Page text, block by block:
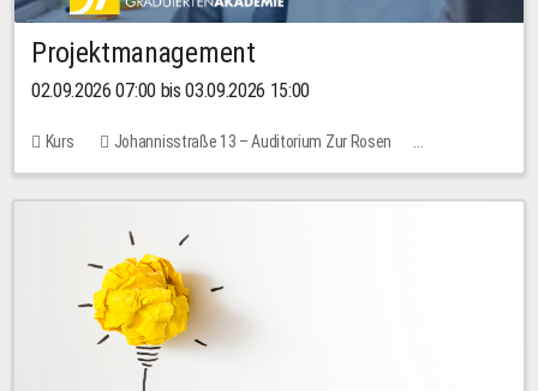
Projektmanagement
02.09.2026 07:00 bis 03.09.2026 15:00
Kurs
Johannisstraße 13 – Auditorium Zur Rosen
Keine freien Plätze
30,00 EUR